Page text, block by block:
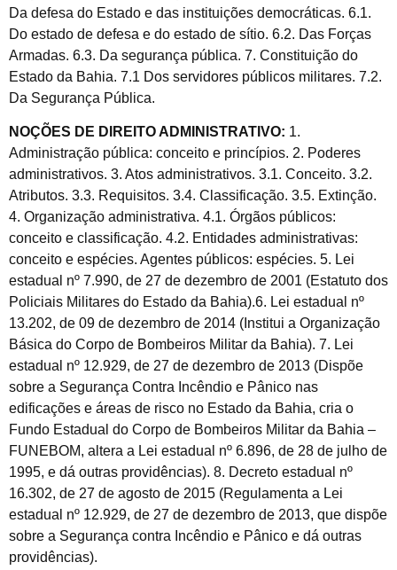
Da defesa do Estado e das instituições democráticas. 6.1.
Do estado de defesa e do estado de sítio. 6.2. Das Forças
Armadas. 6.3. Da segurança pública. 7. Constituição do
Estado da Bahia. 7.1 Dos servidores públicos militares. 7.2.
Da Segurança Pública.
NOÇÕES DE DIREITO ADMINISTRATIVO: 1.
Administração pública: conceito e princípios. 2. Poderes
administrativos. 3. Atos administrativos. 3.1. Conceito. 3.2.
Atributos. 3.3. Requisitos. 3.4. Classificação. 3.5. Extinção.
4. Organização administrativa. 4.1. Órgãos públicos:
conceito e classificação. 4.2. Entidades administrativas:
conceito e espécies. Agentes públicos: espécies. 5. Lei
estadual nº 7.990, de 27 de dezembro de 2001 (Estatuto dos
Policiais Militares do Estado da Bahia).6. Lei estadual nº
13.202, de 09 de dezembro de 2014 (Institui a Organização
Básica do Corpo de Bombeiros Militar da Bahia). 7. Lei
estadual nº 12.929, de 27 de dezembro de 2013 (Dispõe
sobre a Segurança Contra Incêndio e Pânico nas
edificações e áreas de risco no Estado da Bahia, cria o
Fundo Estadual do Corpo de Bombeiros Militar da Bahia –
FUNEBOM, altera a Lei estadual nº 6.896, de 28 de julho de
1995, e dá outras providências). 8. Decreto estadual nº
16.302, de 27 de agosto de 2015 (Regulamenta a Lei
estadual nº 12.929, de 27 de dezembro de 2013, que dispõe
sobre a Segurança contra Incêndio e Pânico e dá outras
providências).